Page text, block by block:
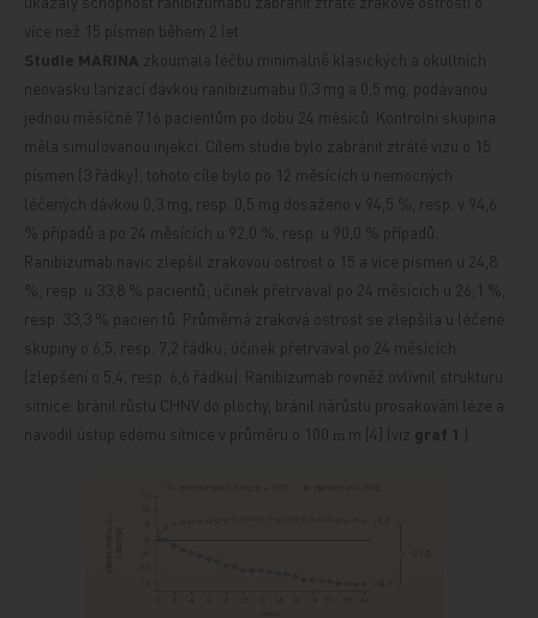
více než 15 písmen během 2 let.
Studie MARINA zkoumala léčbu minimálně klasických a okultních
neovasku larizací dávkou ranibizumabu 0,3 mg a 0,5 mg, podávanou
jednou měsíčně 716 pacientům po dobu 24 měsíců. Kontrolní skupina
měla simulovanou injekci. Cílem studie bylo zabránit ztrátě vizu o 15
písmen (3 řádky); tohoto cíle bylo po 12 měsících u nemocných
léčených dávkou 0,3 mg, resp. 0,5 mg dosaženo v 94,5 %, resp. v 94,6
% případů a po 24 měsících u 92,0 %, resp. u 90,0 % případů.
Ranibizumab navíc zlepšil zrakovou ostrost o 15 a více písmen u 24,8
%, resp. u 33,8 % pacientů; účinek přetrvával po 24 měsících u 26,1 %,
resp. 33,3 % pacien tů. Průměrná zraková ostrost se zlepšila u léčené
skupiny o 6,5, resp. 7,2 řádku; účinek přetrvával po 24 měsících
(zlepšení o 5,4, resp. 6,6 řádku). Ranibizumab rovněž ovlivnil strukturu
sítnice: bránil růstu CHNV do plochy, bránil nárůstu prosakování léze a
navodil ústup edému sítnice v průměru o 100 m m [4] (viz graf 1 ).